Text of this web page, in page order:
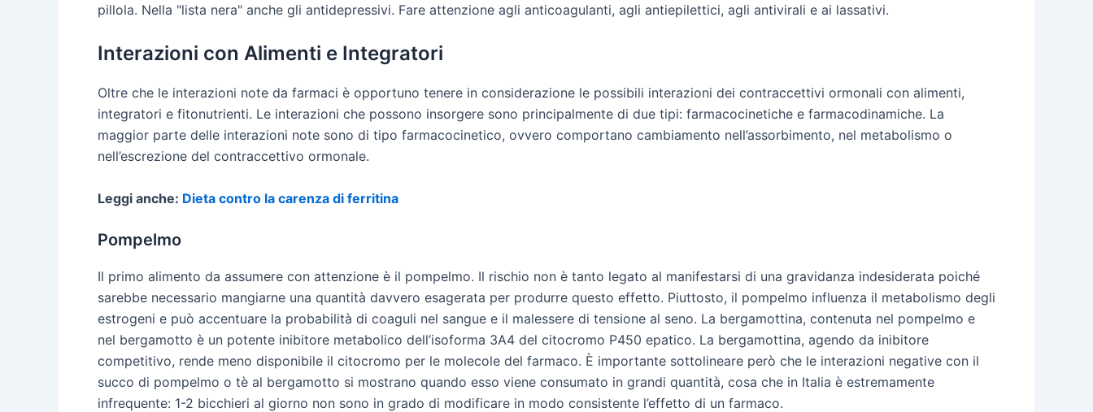
pillola. Nella "lista nera" anche gli antidepressivi. Fare attenzione agli anticoagulanti, agli antiepilettici, agli antivirali e ai lassativi.
Interazioni con Alimenti e Integratori
Oltre che le interazioni note da farmaci è opportuno tenere in considerazione le possibili interazioni dei contraccettivi ormonali con alimenti,
integratori e fitonutrienti. Le interazioni che possono insorgere sono principalmente di due tipi: farmacocinetiche e farmacodinamiche. La
maggior parte delle interazioni note sono di tipo farmacocinetico, ovvero comportano cambiamento nell’assorbimento, nel metabolismo o
nell’escrezione del contraccettivo ormonale.
Leggi anche: Dieta contro la carenza di ferritina
Pompelmo
Il primo alimento da assumere con attenzione è il pompelmo. Il rischio non è tanto legato al manifestarsi di una gravidanza indesiderata poiché
sarebbe necessario mangiarne una quantità davvero esagerata per produrre questo effetto. Piuttosto, il pompelmo influenza il metabolismo degli
estrogeni e può accentuare la probabilità di coaguli nel sangue e il malessere di tensione al seno. La bergamottina, contenuta nel pompelmo e
nel bergamotto è un potente inibitore metabolico dell’isoforma 3A4 del citocromo P450 epatico. La bergamottina, agendo da inibitore
competitivo, rende meno disponibile il citocromo per le molecole del farmaco. È importante sottolineare però che le interazioni negative con il
succo di pompelmo o tè al bergamotto si mostrano quando esso viene consumato in grandi quantità, cosa che in Italia è estremamente
infrequente: 1-2 bicchieri al giorno non sono in grado di modificare in modo consistente l’effetto di un farmaco.